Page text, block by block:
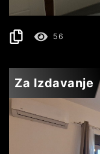
56
Za Izdavanje